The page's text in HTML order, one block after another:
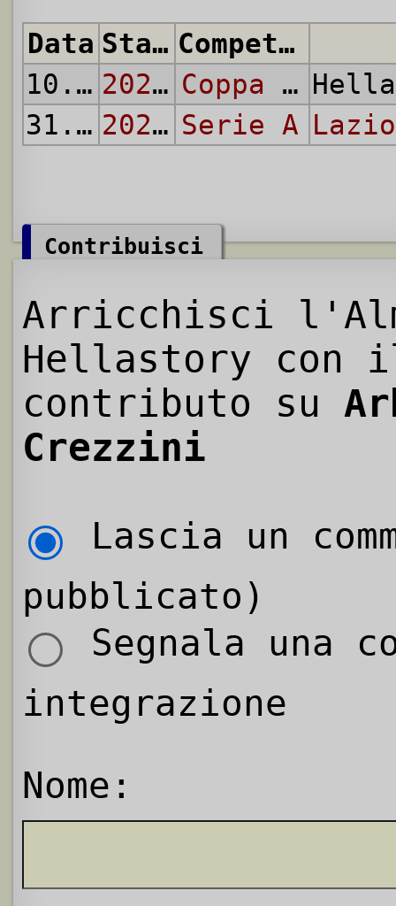
Data Stagione
Competizione
10.08.
2024
2024/25 Coppa Italia
31.08.
2025
2025/26 Serie A Lazio
Contribuisci
Arricchisci
Hellastory con
contributo su
Crezzini
Lascia un
pubblicato)
Segnala una
integrazione
Nome: